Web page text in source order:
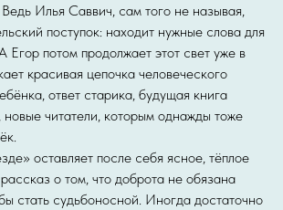
Ведь Илья Саввич, сам того не называя,
поступок: находит нужные слова для
Егор потом продолжает этот свет уже в
красивая цепочка человеческого
ответ старика, будущая книга
новые читатели, которым однажды тоже
оставляет после себя ясное, тёплое
о том, что доброта не обязана
стать судьбоносной. Иногда достаточно